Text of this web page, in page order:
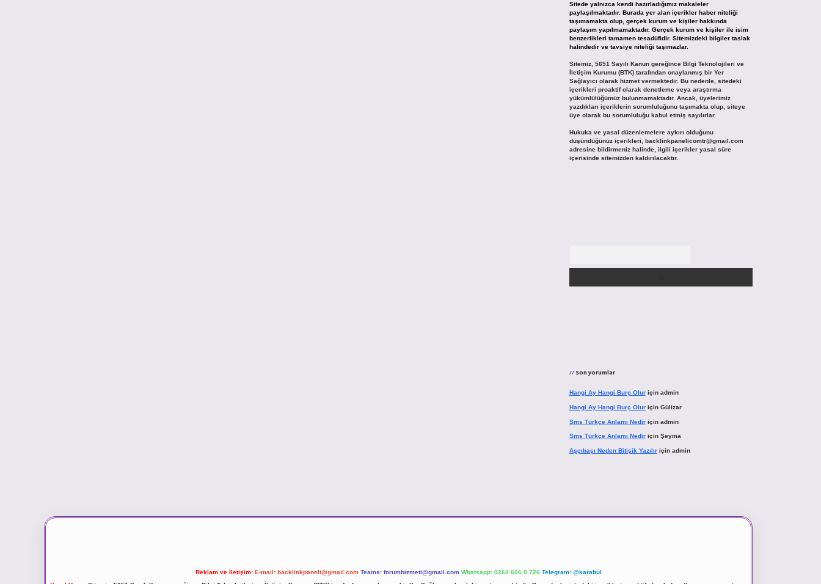
Sitede yalnızca kendi hazırladığımız makaleler
paylaşılmaktadır. Burada yer alan içerikler haber niteliği
taşımamakta olup, gerçek kurum ve kişiler hakkında
paylaşım yapılmamaktadır. Gerçek kurum ve kişiler ile isim
benzerlikleri tamamen tesadüfidir. Sitemizdeki bilgiler taslak
halindedir ve tavsiye niteliği taşımazlar.
Sitemiz, 5651 Sayılı Kanun gereğince Bilgi Teknolojileri ve
İletişim Kurumu (BTK) tarafından onaylanmış bir Yer
Sağlayıcı olarak hizmet vermektedir. Bu nedenle, sitedeki
içerikleri proaktif olarak denetleme veya araştırma
yükümlülüğümüz bulunmamaktadır. Ancak, üyelerimiz
yazdıkları içeriklerin sorumluluğunu taşımakta olup, siteye
üye olarak bu sorumluluğu kabul etmiş sayılırlar.
Hukuka ve yasal düzenlemelere aykırı olduğunu
düşündüğünüz içerikleri, backlinkpanelicomtr@gmail.com
adresine bildirmeniz halinde, ilgili içerikler yasal süre
içerisinde sitemizden kaldırılacaktır.
Son yorumlar
Hangi Ay Hangi Burç Oluriçin admin
Hangi Ay Hangi Burç Oluriçin Gülizar
Sms Türkçe Anlamı Nediriçin admin
Sms Türkçe Anlamı Nediriçin Şeyma
Aşçıbaşı Neden Bitişik Yazılıriçin admin
Reklam ve İletişim: E-mail: backlinkpaneli@gmail.com Teams: forumhizmeti@gmail.com Whatsapp: 0262 606 0 726 Telegram: @karabul